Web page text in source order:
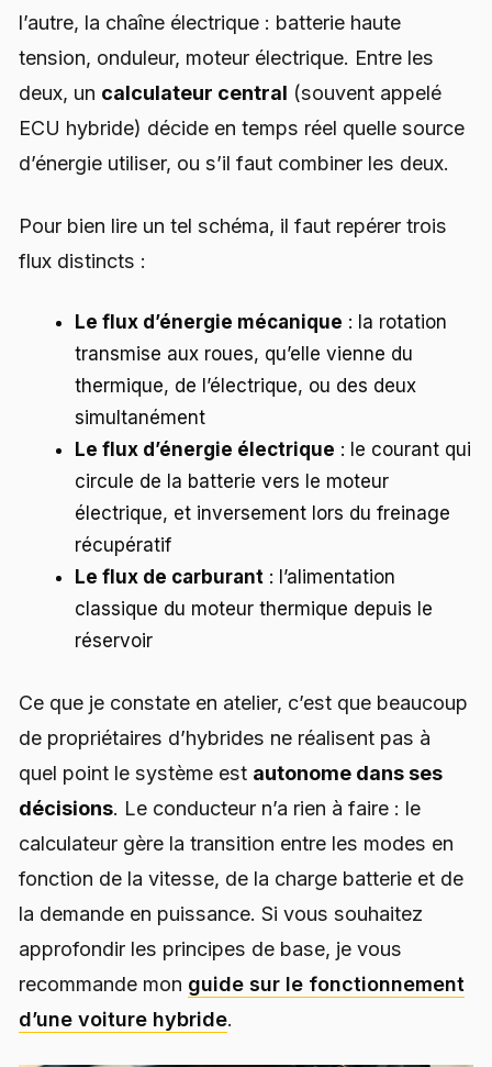
l’autre, la chaîne électrique : batterie haute
tension, onduleur, moteur électrique. Entre les
deux, un calculateur central (souvent appelé
ECU hybride) décide en temps réel quelle source
d’énergie utiliser, ou s’il faut combiner les deux.
Pour bien lire un tel schéma, il faut repérer trois
flux distincts :
Le flux d’énergie mécanique : la rotation
transmise aux roues, qu’elle vienne du
thermique, de l’électrique, ou des deux
simultanément
Le flux d’énergie électrique : le courant qui
circule de la batterie vers le moteur
électrique, et inversement lors du freinage
récupératif
Le flux de carburant : l’alimentation
classique du moteur thermique depuis le
réservoir
Ce que je constate en atelier, c’est que beaucoup
de propriétaires d’hybrides ne réalisent pas à
quel point le système est autonome dans ses
décisions. Le conducteur n’a rien à faire : le
calculateur gère la transition entre les modes en
fonction de la vitesse, de la charge batterie et de
la demande en puissance. Si vous souhaitez
approfondir les principes de base, je vous
recommande mon guide sur le fonctionnement
d’une voiture hybride.